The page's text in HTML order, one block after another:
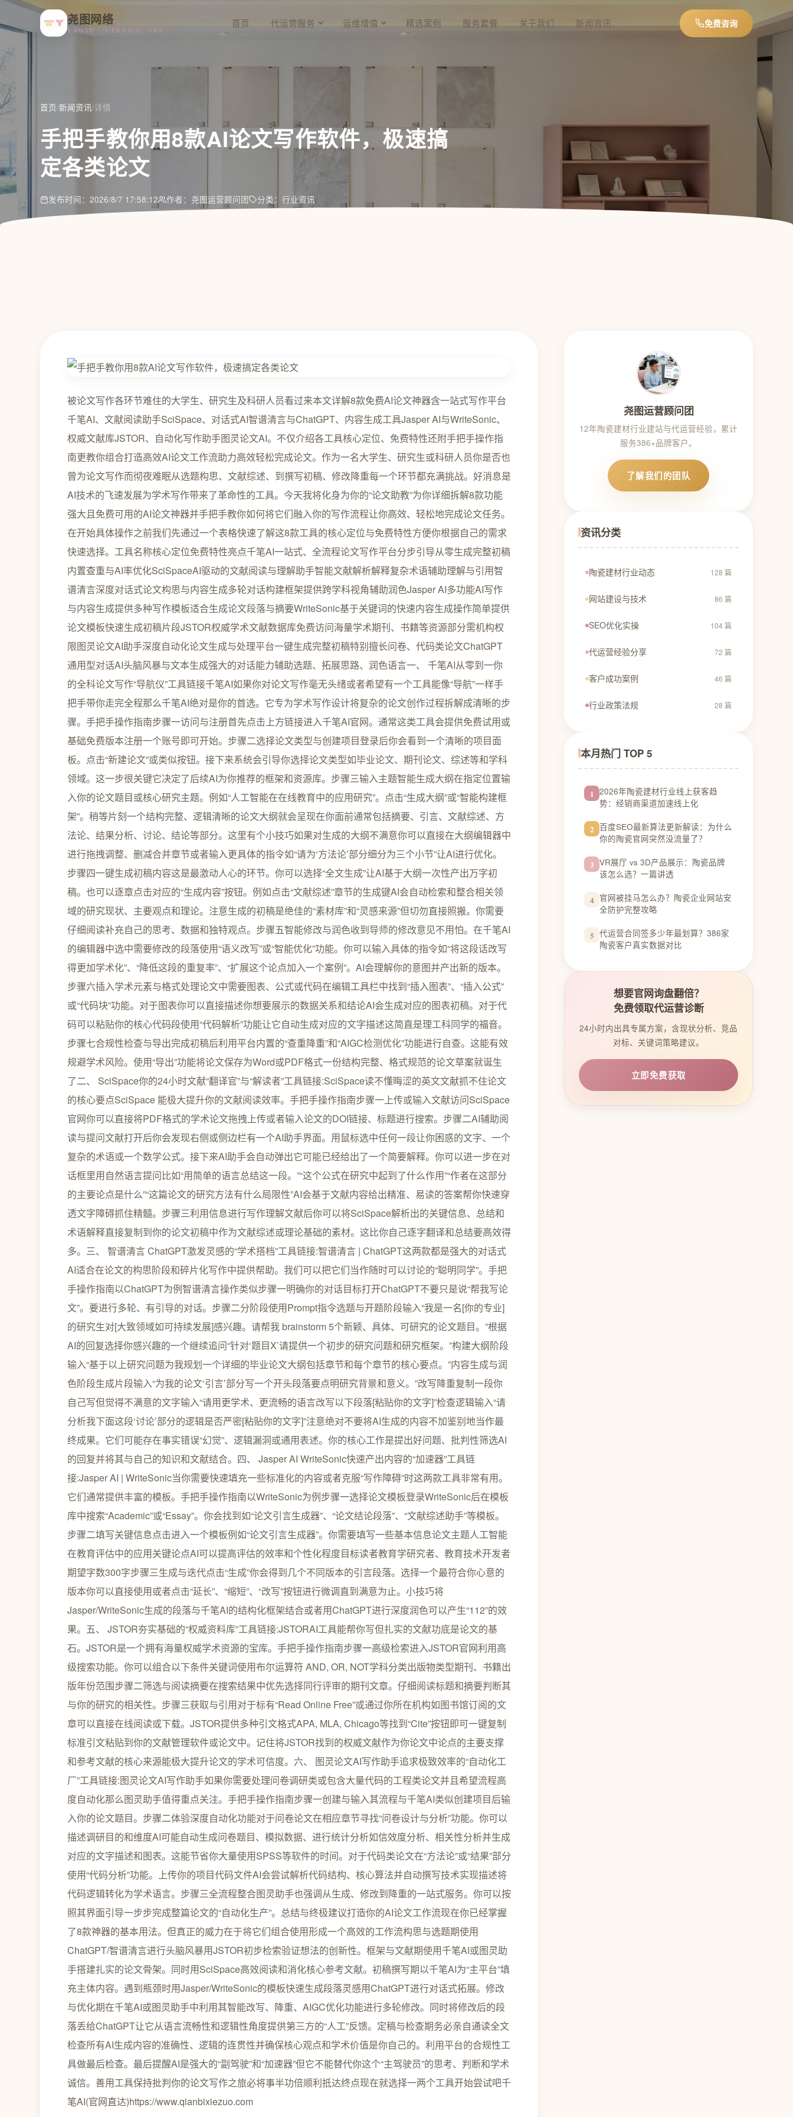
尧图网络
YAOTU · CERAMIC OPS
首页 代运营服务 运维增值 精选案例 服务套餐 关于我们 新闻资讯 免费咨询
首页/新闻资讯/详情
手把手教你用8款AI论文写作软件，极速搞
定各类论文
发布时间：2026/8/7 17:58:12 作者：尧图运营顾问团 分类：行业资讯
被论文写作各环节难住的大学生、研究生及科研人员看过来本文详解8款免费AI论文神器含一站式写作平台
千笔AI、文献阅读助手SciSpace、对话式AI智谱清言与ChatGPT、内容生成工具Jasper AI与WriteSonic、
权威文献库JSTOR、自动化写作助手图灵论文AI。不仅介绍各工具核心定位、免费特性还附手把手操作指
南更教你组合打造高效AI论文工作流助力高效轻松完成论文。作为一名大学生、研究生或科研人员你是否也
曾为论文写作而彻夜难眠从选题构思、文献综述、到撰写初稿、修改降重每一个环节都充满挑战。好消息是
AI技术的飞速发展为学术写作带来了革命性的工具。今天我将化身为你的“论文助教”为你详细拆解8款功能
强大且免费可用的AI论文神器并手把手教你如何将它们融入你的写作流程让你高效、轻松地完成论文任务。
在开始具体操作之前我们先通过一个表格快速了解这8款工具的核心定位与免费特性方便你根据自己的需求
快速选择。工具名称核心定位免费特性亮点千笔AI一站式、全流程论文写作平台分步引导从零生成完整初稿
内置查重与AI率优化SciSpaceAI驱动的文献阅读与理解助手智能文献解析解释复杂术语辅助理解与引用智
谱清言深度对话式论文构思与内容生成多轮对话构建框架提供跨学科视角辅助润色Jasper AI多功能AI写作
与内容生成提供多种写作模板适合生成论文段落与摘要WriteSonic基于关键词的快速内容生成操作简单提供
论文模板快速生成初稿片段JSTOR权威学术文献数据库免费访问海量学术期刊、书籍等资源部分需机构权
限图灵论文AI助手深度自动化论文生成与处理平台一键生成完整初稿特别擅长问卷、代码类论文ChatGPT
通用型对话AI头脑风暴与文本生成强大的对话能力辅助选题、拓展思路、润色语言一、 千笔AI从零到一你
的全科论文写作“导航仪”工具链接千笔AI如果你对论文写作毫无头绪或者希望有一个工具能像“导航”一样手
把手带你走完全程那么千笔AI绝对是你的首选。它专为学术写作设计将复杂的论文创作过程拆解成清晰的步
骤。手把手操作指南步骤一访问与注册首先点击上方链接进入千笔AI官网。通常这类工具会提供免费试用或
基础免费版本注册一个账号即可开始。步骤二选择论文类型与创建项目登录后你会看到一个清晰的项目面
板。点击“新建论文”或类似按钮。接下来系统会引导你选择论文类型如毕业论文、期刊论文、综述等和学科
领域。这一步很关键它决定了后续AI为你推荐的框架和资源库。步骤三输入主题智能生成大纲在指定位置输
入你的论文题目或核心研究主题。例如“人工智能在在线教育中的应用研究”。点击“生成大纲”或“智能构建框
架”。稍等片刻一个结构完整、逻辑清晰的论文大纲就会呈现在你面前通常包括摘要、引言、文献综述、方
法论、结果分析、讨论、结论等部分。这里有个小技巧如果对生成的大纲不满意你可以直接在大纲编辑器中
进行拖拽调整、删减合并章节或者输入更具体的指令如“请为‘方法论’部分细分为三个小节”让AI进行优化。
步骤四一键生成初稿内容这是最激动人心的环节。你可以选择“全文生成”让AI基于大纲一次性产出万字初
稿。也可以逐章点击对应的“生成内容”按钮。例如点击“文献综述”章节的生成键AI会自动检索和整合相关领
域的研究现状、主要观点和理论。注意生成的初稿是绝佳的“素材库”和“灵感来源”但切勿直接照搬。你需要
仔细阅读补充自己的思考、数据和独特观点。步骤五智能修改与润色收到导师的修改意见不用怕。在千笔AI
的编辑器中选中需要修改的段落使用“语义改写”或“智能优化”功能。你可以输入具体的指令如“将这段话改写
得更加学术化”、“降低这段的重复率”、“扩展这个论点加入一个案例”。AI会理解你的意图并产出新的版本。
步骤六插入学术元素与格式处理论文中需要图表、公式或代码在编辑工具栏中找到“插入图表”、“插入公式”
或“代码块”功能。对于图表你可以直接描述你想要展示的数据关系和结论AI会生成对应的图表初稿。对于代
码可以粘贴你的核心代码段使用“代码解析”功能让它自动生成对应的文字描述这简直是理工科同学的福音。
步骤七合规性检查与导出完成初稿后利用平台内置的“查重降重”和“AIGC检测优化”功能进行自查。这能有效
规避学术风险。使用“导出”功能将论文保存为Word或PDF格式一份结构完整、格式规范的论文草案就诞生
了二、 SciSpace你的24小时文献“翻译官”与“解读者”工具链接:SciSpace读不懂晦涩的英文文献抓不住论文
的核心要点SciSpace 能极大提升你的文献阅读效率。手把手操作指南步骤一上传或输入文献访问SciSpace
官网你可以直接将PDF格式的学术论文拖拽上传或者输入论文的DOI链接、标题进行搜索。步骤二AI辅助阅
读与提问文献打开后你会发现右侧或侧边栏有一个AI助手界面。用鼠标选中任何一段让你困惑的文字、一个
复杂的术语或一个数学公式。接下来AI助手会自动弹出它可能已经给出了一个简要解释。你可以进一步在对
话框里用自然语言提问比如“用简单的语言总结这一段。”“这个公式在研究中起到了什么作用”“作者在这部分
的主要论点是什么”“这篇论文的研究方法有什么局限性”AI会基于文献内容给出精准、易读的答案帮你快速穿
透文字障碍抓住精髓。步骤三利用信息进行写作理解文献后你可以将SciSpace解析出的关键信息、总结和
术语解释直接复制到你的论文初稿中作为文献综述或理论基础的素材。这比你自己逐字翻译和总结要高效得
多。三、 智谱清言 ChatGPT激发灵感的“学术搭档”工具链接:智谱清言 | ChatGPT这两款都是强大的对话式
AI适合在论文的构思阶段和碎片化写作中提供帮助。我们可以把它们当作随时可以讨论的“聪明同学”。手把
手操作指南以ChatGPT为例智谱清言操作类似步骤一明确你的对话目标打开ChatGPT不要只是说“帮我写论
文”。要进行多轮、有引导的对话。步骤二分阶段使用Prompt指令选题与开题阶段输入“我是一名[你的专业]
的研究生对[大致领域如可持续发展]感兴趣。请帮我 brainstorm 5个新颖、具体、可研究的论文题目。”根据
AI的回复选择你感兴趣的一个继续追问“针对‘题目X’请提供一个初步的研究问题和研究框架。”构建大纲阶段
输入“基于以上研究问题为我规划一个详细的毕业论文大纲包括章节和每个章节的核心要点。”内容生成与润
色阶段生成片段输入“为我的论文‘引言’部分写一个开头段落要点明研究背景和意义。”改写降重复制一段你
自己写但觉得不满意的文字输入“请用更学术、更流畅的语言改写以下段落[粘贴你的文字]”检查逻辑输入“请
分析我下面这段‘讨论’部分的逻辑是否严密[粘贴你的文字]”注意绝对不要将AI生成的内容不加鉴别地当作最
终成果。它们可能存在事实错误“幻觉”、逻辑漏洞或通用表述。你的核心工作是提出好问题、批判性筛选AI
的回复并将其与自己的知识和文献结合。四、 Jasper AI WriteSonic快速产出内容的“加速器”工具链
接:Jasper AI | WriteSonic当你需要快速填充一些标准化的内容或者克服“写作障碍”时这两款工具非常有用。
它们通常提供丰富的模板。手把手操作指南以WriteSonic为例步骤一选择论文模板登录WriteSonic后在模板
库中搜索“Academic”或“Essay”。你会找到如“论文引言生成器”、“论文结论段落”、“文献综述助手”等模板。
步骤二填写关键信息点击进入一个模板例如“论文引言生成器”。你需要填写一些基本信息论文主题人工智能
在教育评估中的应用关键论点AI可以提高评估的效率和个性化程度目标读者教育学研究者、教育技术开发者
期望字数300字步骤三生成与迭代点击“生成”你会得到几个不同版本的引言段落。选择一个最符合你心意的
版本你可以直接使用或者点击“延长”、“缩短”、“改写”按钮进行微调直到满意为止。小技巧将
Jasper/WriteSonic生成的段落与千笔AI的结构化框架结合或者用ChatGPT进行深度润色可以产生“112”的效
果。五、 JSTOR夯实基础的“权威资料库”工具链接:JSTORAI工具能帮你写但扎实的文献功底是论文的基
石。JSTOR是一个拥有海量权威学术资源的宝库。手把手操作指南步骤一高级检索进入JSTOR官网利用高
级搜索功能。你可以组合以下条件关键词使用布尔运算符 AND, OR, NOT学科分类出版物类型期刊、书籍出
版年份范围步骤二筛选与阅读摘要在搜索结果中优先选择同行评审的期刊文章。仔细阅读标题和摘要判断其
与你的研究的相关性。步骤三获取与引用对于标有“Read Online Free”或通过你所在机构如图书馆订阅的文
章可以直接在线阅读或下载。JSTOR提供多种引文格式APA, MLA, Chicago等找到“Cite”按钮即可一键复制
标准引文粘贴到你的文献管理软件或论文中。记住将JSTOR找到的权威文献作为你论文中论点的主要支撑
和参考文献的核心来源能极大提升论文的学术可信度。六、 图灵论文AI写作助手追求极致效率的“自动化工
厂”工具链接:图灵论文AI写作助手如果你需要处理问卷调研类或包含大量代码的工程类论文并且希望流程高
度自动化那么图灵助手值得重点关注。手把手操作指南步骤一创建与输入其流程与千笔AI类似创建项目后输
入你的论文题目。步骤二体验深度自动化功能对于问卷论文在相应章节寻找“问卷设计与分析”功能。你可以
描述调研目的和维度AI可能自动生成问卷题目、模拟数据、进行统计分析如信效度分析、相关性分析并生成
对应的文字描述和图表。这能节省你大量使用SPSS等软件的时间。对于代码类论文在“方法论”或“结果”部分
使用“代码分析”功能。上传你的项目代码文件AI会尝试解析代码结构、核心算法并自动撰写技术实现描述将
代码逻辑转化为学术语言。步骤三全流程整合图灵助手也强调从生成、修改到降重的一站式服务。你可以按
照其界面引导一步步完成整篇论文的“自动化生产”。总结与终极建议打造你的AI论文工作流现在你已经掌握
了8款神器的基本用法。但真正的威力在于将它们组合使用形成一个高效的工作流构思与选题期使用
ChatGPT/智谱清言进行头脑风暴用JSTOR初步检索验证想法的创新性。框架与文献期使用千笔AI或图灵助
手搭建扎实的论文骨架。同时用SciSpace高效阅读和消化核心参考文献。初稿撰写期以千笔AI为“主平台”填
充主体内容。遇到瓶颈时用Jasper/WriteSonic的模板快速生成段落灵感用ChatGPT进行对话式拓展。修改
与优化期在千笔AI或图灵助手中利用其智能改写、降重、AIGC优化功能进行多轮修改。同时将修改后的段
落丢给ChatGPT让它从语言流畅性和逻辑性角度提供第三方的“人工”反馈。定稿与检查期务必亲自通读全文
检查所有AI生成内容的准确性、逻辑的连贯性并确保核心观点和学术价值是你自己的。利用平台的合规性工
具做最后检查。最后提醒AI是强大的“副驾驶”和“加速器”但它不能替代你这个“主驾驶员”的思考、判断和学术
诚信。善用工具保持批判你的论文写作之旅必将事半功倍顺利抵达终点现在就选择一两个工具开始尝试吧千
笔AI(官网直达)https://www.qianbixiezuo.com
尧图运营顾问团
12年陶瓷建材行业建站与代运营经验，累计
服务386+品牌客户。
了解我们的团队
资讯分类
陶瓷建材行业动态 128 篇
网站建设与技术 86 篇
SEO优化实操 104 篇
代运营经验分享 72 篇
客户成功案例 46 篇
行业政策法规 28 篇
本月热门 TOP 5
1 2026年陶瓷建材行业线上获客趋
势：经销商渠道加速线上化
2 百度SEO最新算法更新解读：为什么
你的陶瓷官网突然没流量了？
3 VR展厅 vs 3D产品展示：陶瓷品牌
该怎么选？一篇讲透
4 官网被挂马怎么办？陶瓷企业网站安
全防护完整攻略
5 代运营合同签多少年最划算？386家
陶瓷客户真实数据对比
想要官网询盘翻倍？
免费领取代运营诊断
24小时内出具专属方案，含现状分析、竞品
对标、关键词策略建议。
立即免费获取